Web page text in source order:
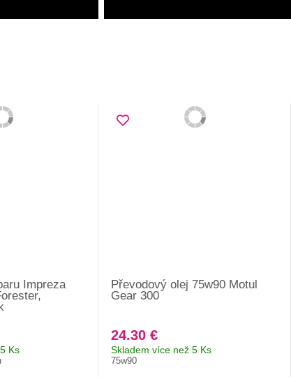
Impreza
Ks
Převodový olej 75w90 Motul
Gear 300
24.30 €
Skladem více než 5 Ks
75w90